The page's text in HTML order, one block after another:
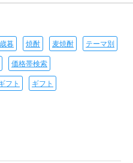
暮 焼酎 麦焼酎 テーマ別
価格帯検索
フト ギフト